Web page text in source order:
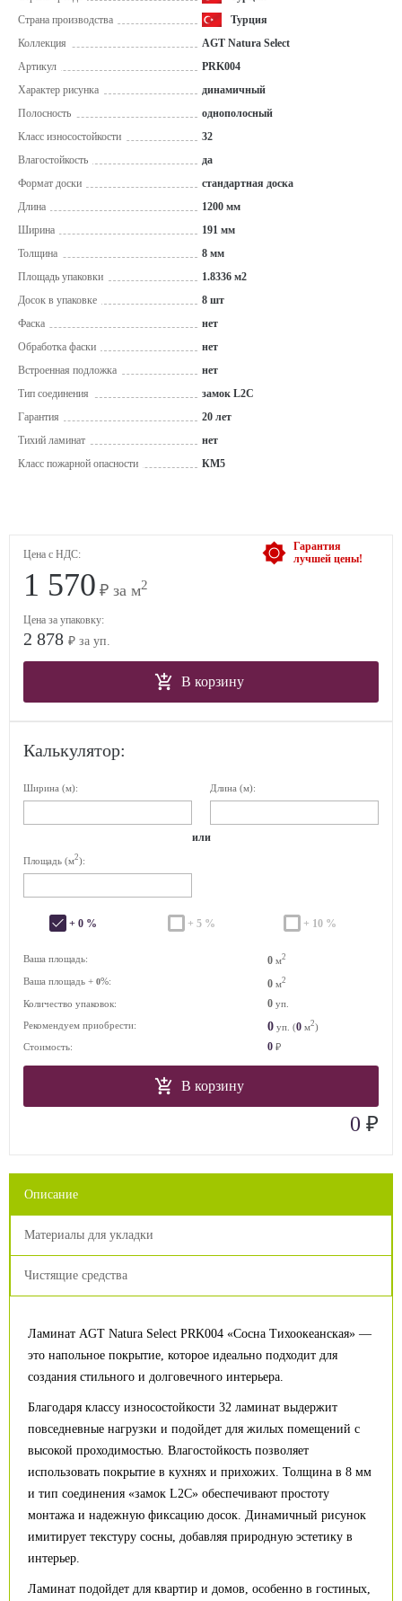
Страна производства
Турция
Коллекция
AGT Natura Select
Артикул
PRK004
Характер рисунка
динамичный
Полосность
однополосный
Класс износостойкости
32
Влагостойкость
да
Формат доски
стандартная доска
Длина
1200 мм
Ширина
191 мм
Толщина
8 мм
Площадь упаковки
1.8336 м2
Досок в упаковке
8 шт
Фаска
нет
Обработка фаски
нет
Встроенная подложка
нет
Тип соединения
замок L2C
Гарантия
20 лет
Тихий ламинат
нет
Класс пожарной опасности
КМ5
Гарантия
лучшей цены!
Цена с НДС:
1 570 ₽ за м2
Цена за упаковку:
2 878 ₽ за уп.
В корзину
Калькулятор:
Ширина (м): Длина (м):
или
Площадь (м2):
+ 0 % + 5 % + 10 %
Ваша площадь: 0 м2
Ваша площадь + 0%: 0 м2
Количество упаковок: 0 уп.
Рекомендуем приобрести:
0 уп. (0 м2)
Стоимость:
0 ₽
В корзину
0 ₽
Описание
Материалы для укладки
Чистящие средства
Ламинат AGT Natura Select PRK004 «Сосна Тихоокеанская» —
это напольное покрытие, которое идеально подходит для
создания стильного и долговечного интерьера.
Благодаря классу износостойкости 32 ламинат выдержит
повседневные нагрузки и подойдет для жилых помещений с
высокой проходимостью. Влагостойкость позволяет
использовать покрытие в кухнях и прихожих. Толщина в 8 мм
и тип соединения «замок L2C» обеспечивают простоту
монтажа и надежную фиксацию досок. Динамичный рисунок
имитирует текстуру сосны, добавляя природную эстетику в
интерьер.
Ламинат подойдет для квартир и домов, особенно в гостиных,